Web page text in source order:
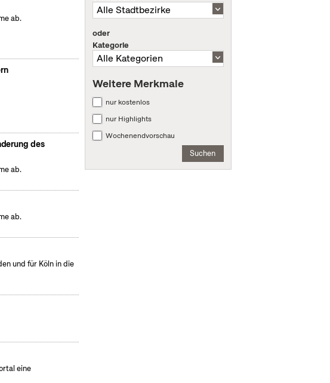
ab.
des
ab.
ab.
und für Köln in die
eine
oder
Kategorie
Weitere Merkmale
nur kostenlos
nur Highlights
Wochenendvorschau
Suchen